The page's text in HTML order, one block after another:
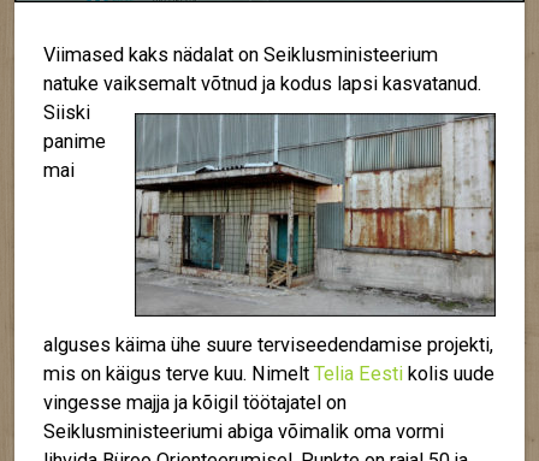
Viimased kaks nädalat on Seiklusministeerium
natuke vaiksemalt võtnud ja kodus lapsi kasvatanud.
Siiski
panime
mai
alguses käima ühe suure terviseedendamise projekti,
mis on käigus terve kuu. Nimelt Telia Eesti kolis uude
vingesse majja ja kõigil töötajatel on
Seiklusministeeriumi abiga võimalik oma vormi